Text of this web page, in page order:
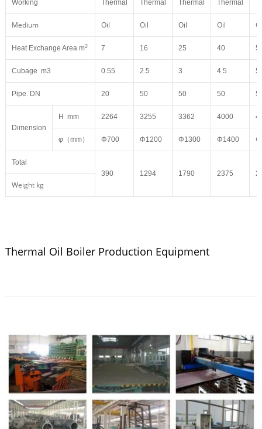
Working Thermal Thermal Thermal Thermal
Medium Oil Oil Oil Oil
Heat Exchange Area m2 7 16 25 40
Cubage m3 0.55 2.5 3 4.5
Pipe. DN 20 50 50 50
Dimension
H mm 2264 3255 3362 4000
φ（mm） Φ700 Φ1200 Φ1300 Φ1400
Total
390
1294 1790 2375
Weight kg
Thermal Oil Boiler Production Equipment